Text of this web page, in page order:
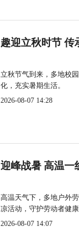
趣迎立秋时节 传
立秋节气到来，多地校
化，充实暑期生活。
2026-08-07 14:28
迎峰战暑 高温一
高温天气下，多地户外
凉活动，守护劳动者健康
2026-08-07 14:07